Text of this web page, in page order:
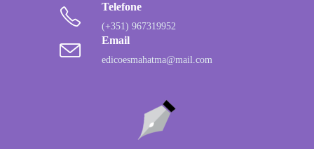
Telefone
(+351) 967319952
Email
edicoesmahatma@mail.com